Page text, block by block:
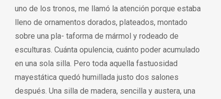
uno de los tronos, me llamó la atención porque estaba
lleno de ornamentos dorados, plateados, montado
sobre una pla- taforma de mármol y rodeado de
esculturas. Cuánta opulencia, cuánto poder acumulado
en una sola silla. Pero toda aquella fastuosidad
mayestática quedó humillada justo dos salones
después. Una silla de madera, sencilla y austera, una